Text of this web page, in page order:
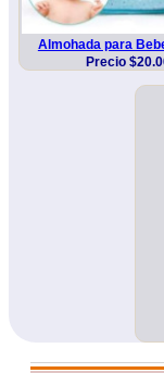
Almohada para
Precio